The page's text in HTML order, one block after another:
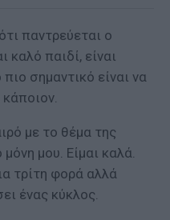
παντρεύεται ο
καλό παιδί, είναι
πιο σημαντικό είναι να
με το θέμα της
μου. Είμαι καλά.
τρίτη φορά αλλά
ένας κύκλος.